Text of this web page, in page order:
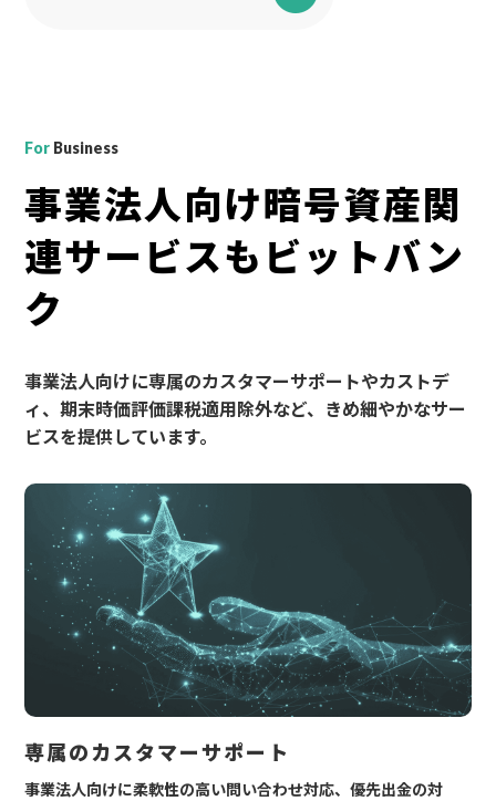
For Business
事業法人向け暗号資産関
連サービスもビットバン
ク
​事業法人向けに​専属の​カスタマーサポートや​カストデ
ィ、​期末時価評価課税適用除外など、​きめ細やかな​サー
ビスを​提供しています。
専属の​カスタマーサポート
事業法人向けに​柔軟性の​高い​問い​合わせ対応、​優先出金の​対